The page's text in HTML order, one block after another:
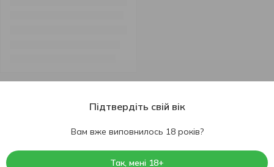
Підтвердіть свій вік
Вам вже виповнилось 18 років?
Так, мені 18+